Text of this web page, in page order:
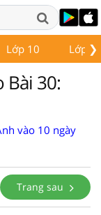
❯
Lớp 10 Lớp
Bài 30:
vào 10 ngày
Trang sau